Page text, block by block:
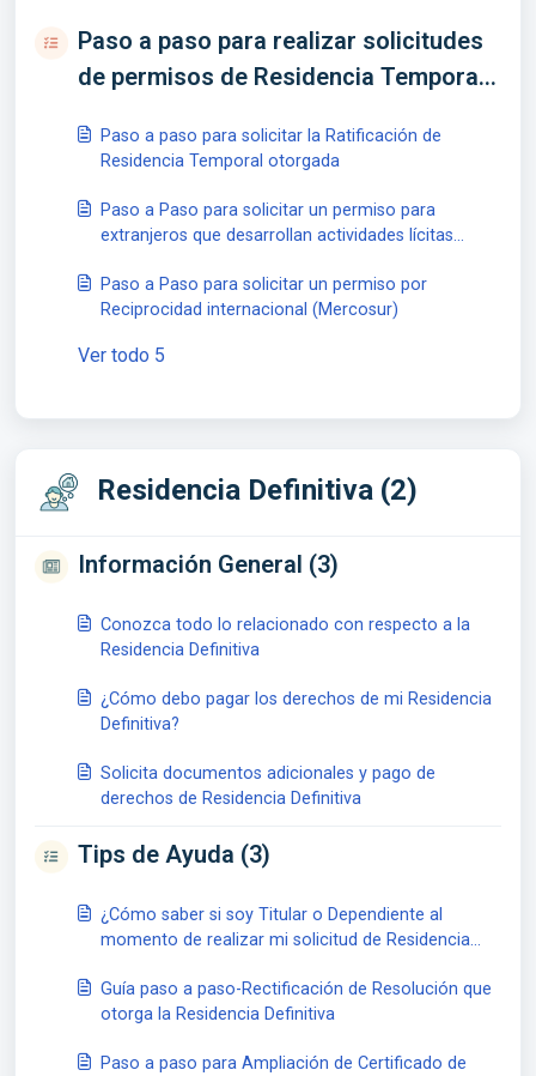
Paso a paso para realizar solicitudes
de permisos de Residencia Temporal
Paso a paso para solicitar la Ratificación de
Residencia Temporal otorgada
Paso a Paso para solicitar un permiso para
extranjeros que desarrollan actividades lícitas
Paso a Paso para solicitar un permiso por
Reciprocidad internacional (Mercosur)
Ver todo 5
Residencia Definitiva (2)
Información General (3)
Conozca todo lo relacionado con respecto a la
Residencia Definitiva
¿Cómo debo pagar los derechos de mi Residencia
Definitiva?
Solicita documentos adicionales y pago de
derechos de Residencia Definitiva
Tips de Ayuda (3)
¿Cómo saber si soy Titular o Dependiente al
momento de realizar mi solicitud de Residencia
Guía paso a paso-Rectificación de Resolución que
otorga la Residencia Definitiva
Paso a paso para Ampliación de Certificado de